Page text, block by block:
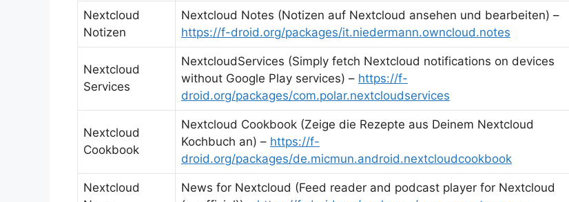
Nextcloud
Notizen
Nextcloud Notes (Notizen auf Nextcloud ansehen und bearbeiten) –
https://f-droid.org/packages/it.niedermann.owncloud.notes
Nextcloud
Services
NextcloudServices (Simply fetch Nextcloud notifications on devices
without Google Play services) – https://f-
droid.org/packages/com.polar.nextcloudservices
Nextcloud
Cookbook
Nextcloud Cookbook (Zeige die Rezepte aus Deinem Nextcloud
Kochbuch an) – https://f-
droid.org/packages/de.micmun.android.nextcloudcookbook
Nextcloud
News for Nextcloud (Feed reader and podcast player for Nextcloud